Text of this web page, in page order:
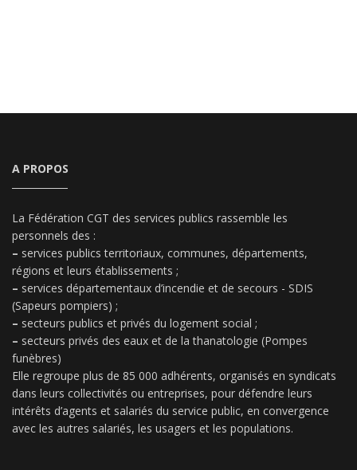
A PROPOS
La Fédération CGT des services publics rassemble les
personnels des :
– services publics territoriaux, communes, départements,
régions et leurs établissements ;
– services départementaux d’incendie et de secours - SDIS
(Sapeurs pompiers) ;
– secteurs publics et privés du logement social ;
– secteurs privés des eaux et de la thanatologie (Pompes
funèbres)
Elle regroupe plus de 85 000 adhérents, organisés en syndicats
dans leurs collectivités ou entreprises, pour défendre leurs
intérêts d’agents et salariés du service public, en convergence
avec les autres salariés, les usagers et les populations.